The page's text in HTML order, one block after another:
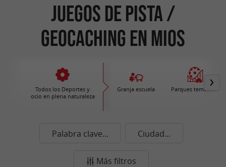
Juegos de pista /
Geocaching en Mios
Todos los Deportes y
ocio en plena naturaleza
Granja escuela Parques temáticos
Palabra clave... Ciudad...
Más filtros